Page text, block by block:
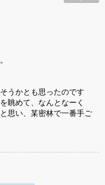
うかとも思ったのです
眺めて、なんとなーく
思い、某密林で一番手ご